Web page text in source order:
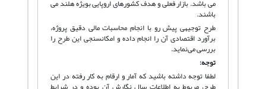
می باشد. بازار فعلی و هدف کشورهای اروپایی بویژه هلند می
باشند.
طرح توجیهی پیش رو با انجام محاسبات مالی دقیق پروژه،
برآورد اقتصادی آن را انجام داده و امکانسنجی این طرح را
بررسی می‌نماید.
توجه:
لطفا توجه داشته باشید که آمار و ارقام به کار رفته در این